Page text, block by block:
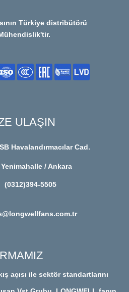
Türkiye distribütörü
ULAŞIN
Havalandırmacılar Cad.
/ Ankara
(0312)394-5505
açısı ile sektör standartlarını